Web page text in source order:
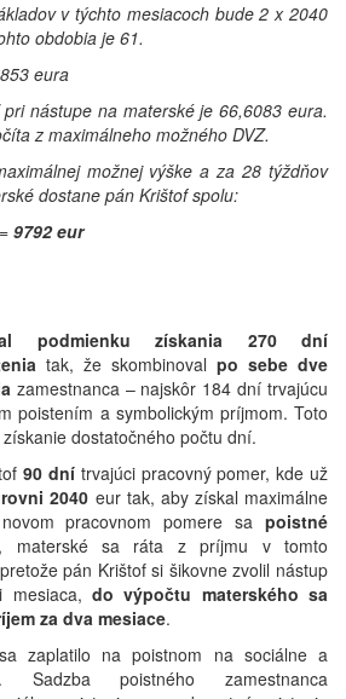
v týchto mesiacoch bude 2 x 2040
obdobia je 61.
eura
nástupe na materské je 66,6083 eura.
z maximálneho možného DVZ.
možnej výške a za 28 týždňov
dostane pán Krištof spolu:
9792 eur
podmienku získania 270 dní
tak, že skombinoval po sebe dve
zamestnanca – najskôr 184 dní trvajúcu
poistením a symbolickým príjmom. Toto
získanie dostatočného počtu dní.
90 dní trvajúci pracovný pomer, kde už
2040 eur tak, aby získal maximálne
pracovnom pomere sa poistné
, materské sa ráta z príjmu v tomto
pán Krištof si šikovne zvolil nástup
mesiaca, do výpočtu materského sa
za dva mesiace.
zaplatilo na poistnom na sociálne a
Sadzba poistného zamestnanca